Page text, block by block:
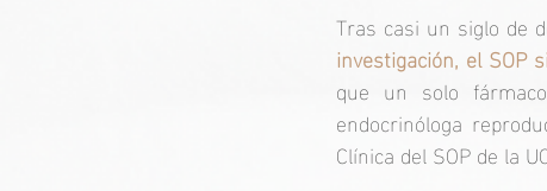
Tras casi un siglo de
investigación, el SOP
que un solo
endocrinóloga
Clínica del SOP de la